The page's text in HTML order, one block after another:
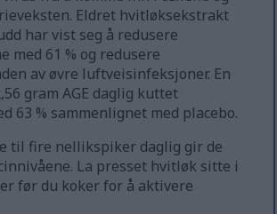
Eldret hvitløksekstrakt
har vist seg å redusere
med 61 % og redusere
av øvre luftveisinfeksjoner. En
gram AGE daglig kuttet
63 % sammenlignet med placebo.
til fire nellikspiker daglig gir de
La presset hvitløk sitte i
før du koker for å aktivere